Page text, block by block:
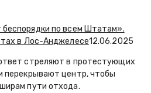
по всем Штатам».
в Лос-Анджелесе12.06.2025
стреляют в протестующих
перекрывают центр, чтобы
пути отхода.